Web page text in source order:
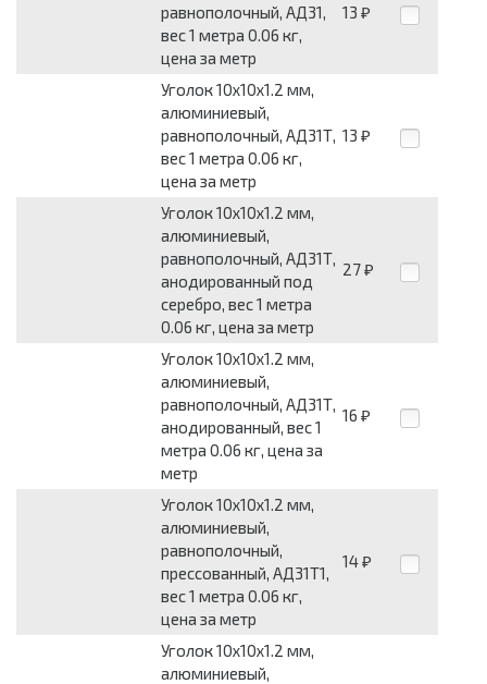
равнополочный, АД31,
вес 1 метра 0.06 кг,
цена за метр
13 ₽
Уголок 10x10x1.2 мм,
алюминиевый,
равнополочный, АД31Т,
вес 1 метра 0.06 кг,
цена за метр
13 ₽
Уголок 10x10x1.2 мм,
алюминиевый,
равнополочный, АД31Т,
анодированный под
серебро, вес 1 метра
0.06 кг, цена за метр
27 ₽
Уголок 10x10x1.2 мм,
алюминиевый,
равнополочный, АД31Т,
анодированный, вес 1
метра 0.06 кг, цена за
метр
16 ₽
Уголок 10x10x1.2 мм,
алюминиевый,
равнополочный,
прессованный, АД31Т1,
вес 1 метра 0.06 кг,
цена за метр
14 ₽
Уголок 10x10x1.2 мм,
алюминиевый,